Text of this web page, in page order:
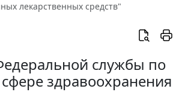
лекарственных средств"
службы по
здравоохранения